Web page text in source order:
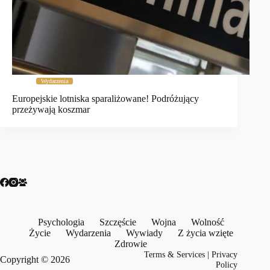
Wydarzenia
Europejskie lotniska sparaliżowane! Podróżujący
przeżywają koszmar
Psychologia Szczęście Wojna
Wolność
Życie
Wydarzenia Wywiady
Z życia wzięte
Zdrowie
Copyright © 2026
Terms & Services |Privacy
Policy